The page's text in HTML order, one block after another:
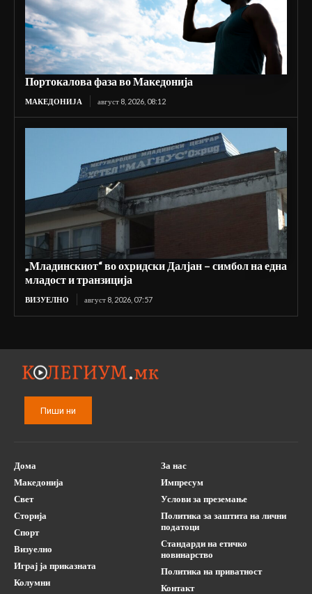
Портокалова фаза во Македонија
МАКЕДОНИЈА август 8, 2026, 08:12
„Младинскиот“ во охридски Далјан – симбол на една
младост и транзиција
ВИЗУЕЛНО август 8, 2026, 07:57
Пиши ни
Дома
Македонија
Свет
Сторија
Спорт
Визуелно
Играј ја приказната
Колумни
За нас
Импресум
Услови за преземање
Политика за заштита на лични
податоци
Стандарди на етичко
новинарство
Политика на приватност
Контакт